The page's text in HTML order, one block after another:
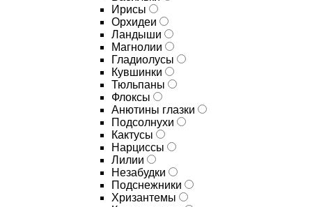
Ирисы
Орхидеи
Ландыши
Магнолии
Гладиолусы
Кувшинки
Тюльпаны
Флоксы
Анютины глазки
Подсолнухи
Кактусы
Нарциссы
Лилии
Незабудки
Подснежники
Хризантемы